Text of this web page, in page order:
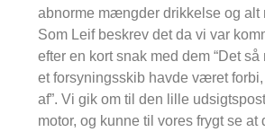
abnorme mængder drikkelse og alt
Som Leif beskrev det da vi var
efter en kort snak med dem “Det
et forsyningsskib havde været
af”. Vi gik om til den lille
motor, og kunne til vores frygt se at